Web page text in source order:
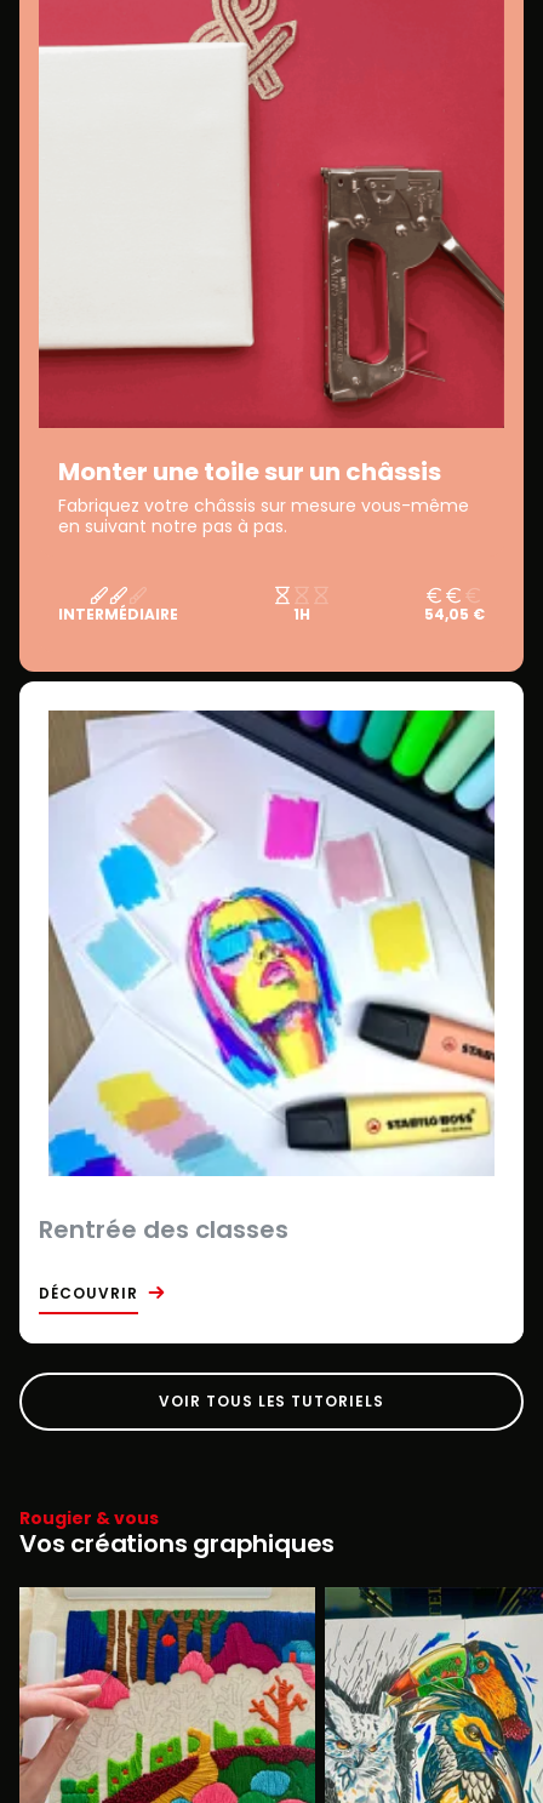
Monter une toile sur un châssis
Fabriquez votre châssis sur mesure vous-même
en suivant notre pas à pas.
INTERMÉDIAIRE 1H 54,05 €
Rentrée des classes
DÉCOUVRIR
VOIR TOUS LES TUTORIELS
Rougier & vous
Vos créations graphiques